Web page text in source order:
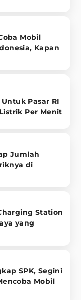
Mobil
Kapan
Pasar RI
Per Menit
Jumlah
di
Station
yang
SPK, Segini
Mobil